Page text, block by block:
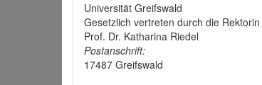
Universität Greifswald
Gesetzlich vertreten durch die Rektorin
Prof. Dr. Katharina Riedel
Postanschrift:
17487 Greifswald